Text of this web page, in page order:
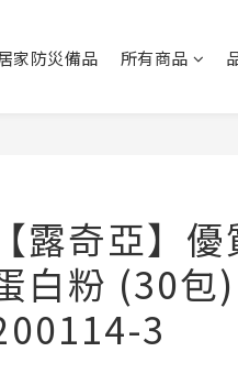
家防災備品 所有商品
【露奇亞】
白粉 (30包
3